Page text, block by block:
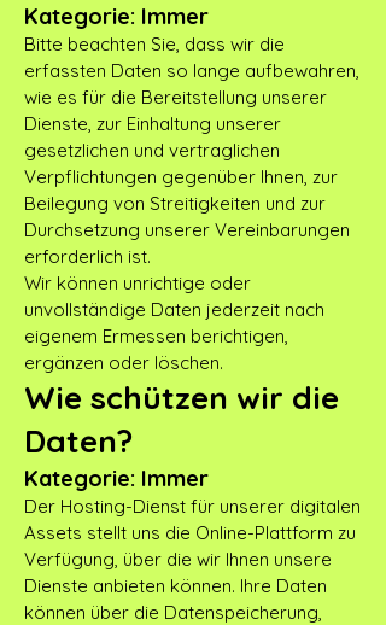
Kategorie: Immer
Bitte beachten Sie, dass wir die
erfassten Daten so lange aufbewahren,
wie es für die Bereitstellung unserer
Dienste, zur Einhaltung unserer
gesetzlichen und vertraglichen
Verpflichtungen gegenüber Ihnen, zur
Beilegung von Streitigkeiten und zur
Durchsetzung unserer Vereinbarungen
erforderlich ist.
Wir können unrichtige oder
unvollständige Daten jederzeit nach
eigenem Ermessen berichtigen,
ergänzen oder löschen.
Wie schützen wir die
Daten?
Kategorie: Immer
Der Hosting-Dienst für unserer digitalen
Assets stellt uns die Online-Plattform zu
Verfügung, über die wir Ihnen unsere
Dienste anbieten können. Ihre Daten
können über die Datenspeicherung,